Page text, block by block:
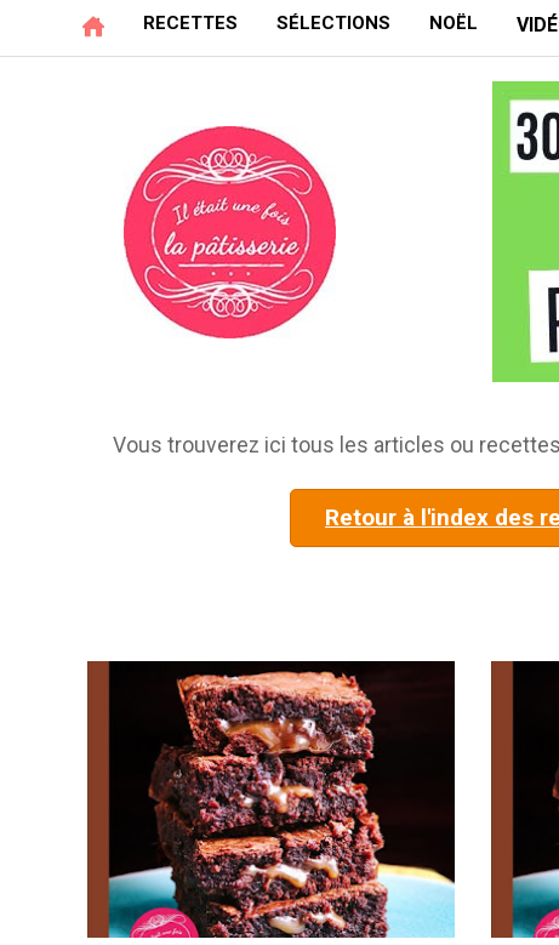
RECETTES SÉLECTIONS NOËL
Vous trouverez ici tous les articles ou
Retour à l'index des